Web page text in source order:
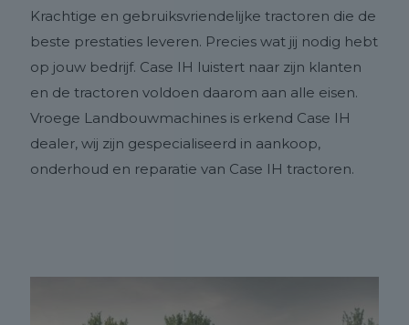
Krachtige en gebruiksvriendelijke tractoren die de
beste prestaties leveren. Precies wat jij nodig hebt
op jouw bedrijf. Case IH luistert naar zijn klanten
en de tractoren voldoen daarom aan alle eisen.
Vroege Landbouwmachines is erkend Case IH
dealer, wij zijn gespecialiseerd in aankoop,
onderhoud en reparatie van Case IH tractoren.